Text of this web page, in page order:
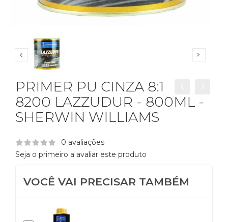
PRIMER PU CINZA 8:1
8200 LAZZUDUR - 800ML -
SHERWIN WILLIAMS
0 avaliações
Seja o primeiro a avaliar este produto
VOCÊ VAI PRECISAR TAMBÉM